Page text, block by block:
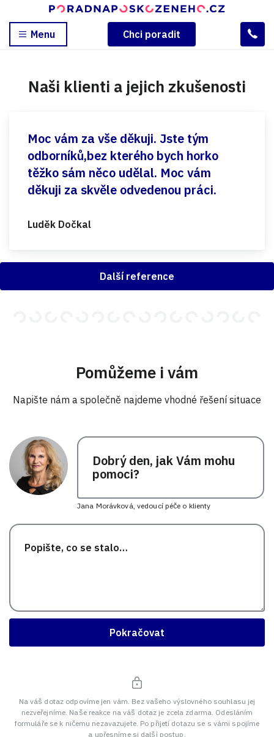
Menu Chci poradit
Naši klienti a jejich zkušenosti
Moc vám za vše děkuji. Jste tým
odborníků,bez kterého bych horko
těžko sám něco udělal. Moc vám
děkuji za skvěle odvedenou práci.
Luděk Dočkal
Další reference
Pomůžeme i vám
Napište nám a společně najdeme vhodné řešení situace
Dobrý den, jak Vám mohu
pomoci?
Jana Morávková, vedoucí péče o klienty
Pokračovat
Na váš dotaz odpovíme jen vám. Bez vašeho výslovného souhlasu jej
nezveřejníme. Naše reakce na váš dotaz je zcela zdarma. Odesláním
formuláře se k ničemu nezavazujete. Po přijetí dotazu se s vámi spojíme
a upřesníme si další postup.